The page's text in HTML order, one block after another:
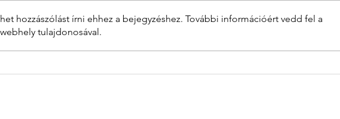
tér
Részt veszünk
hozzászólást írni ehhez a bejegyzéshez. További információért vedd fel a
tulajdonosával.